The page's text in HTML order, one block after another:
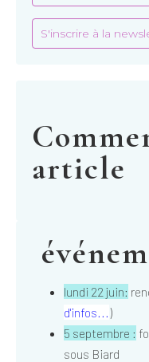
S'inscrire à la
article
lundi 22 juin:
d'infos...)
5 septembre :
sous Biard